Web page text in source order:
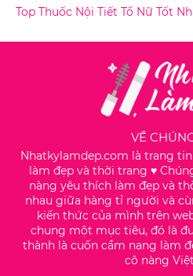
Top Thuốc Nội Tiết Tố Nữ Tốt
VỀ
Nhatkylamdep.com là trang
làm đẹp và thời trang ♥️
nàng yêu thích làm đẹp và
nhau giữa hàng tỉ người và
kiến thức của mình trên
chung một mục tiêu, đó là
thành là cuốn cẩm nang làm
cô nàng